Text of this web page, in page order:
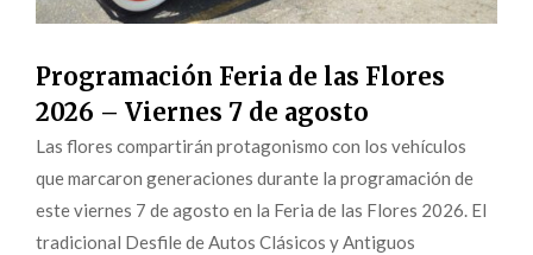
Programación Feria de las Flores
2026 – Viernes 7 de agosto
Las flores compartirán protagonismo con los vehículos
que marcaron generaciones durante la programación de
este viernes 7 de agosto en la Feria de las Flores 2026. El
tradicional Desfile de Autos Clásicos y Antiguos